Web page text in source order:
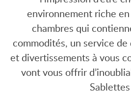
environnement riche
chambres qui
commodités, un service
et divertissements à vous
vont vous offrir
Sablettes